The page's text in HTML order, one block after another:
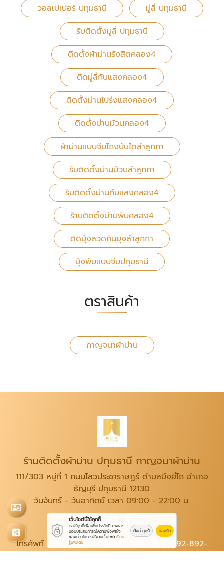
วอลเปเปอร์ ปทุมธานี
มู่ลี่ ปทุมธานี
รับติดตั้งมูลี่ ปทุมธานี
ติดตั้งผ้าม่านรังสิตคลอง4
ติดมู่ลี่กันแสงคลอง4
ติดตั้งม่านโปร่งแสงคลอง4
ติดตั้งม่านม้วนคลอง4
ผ้าม่านแบบจีบโถงบันไดลำลูกกา
รับติดตั้งม่านม้วนลำลูกกา
รับติดตั้งม่านทึบแสงคลอง4
ร้านติดตั้งม่านพับคลอง4
ติดมุ้งลวดกันยุงลำลูกกา
มุ้งพับแบบจีบปทุมธานี
ตราสินค้า
กาญจนาผ้าม่าน
ร้านติดตั้งผ้าม่าน ปทุมธานี กาญจนาผ้าม่าน
111/303 หมู่ที่ 1 ถนนไสวประชาราษฎร์ ตำบลบึงยี่โถ อำเภอ
ธัญบุรี ปทุมธานี 12130
วันจันทร์ - วันอาทิตย์ เวลา 09:00 - 22:00 น.
โทรศัพท์ : 095-597-9994
092-892-
เว็บไซต์นี้ใช้คุกกี้
เราใช้คุกกี้เพื่อเพิ่มประสิทธิภาพและ
มอบประสบการณ์ความพึงพอใจ
ของท่านในการใช้งานเว็บไซต์ เรียน
รู้เพิ่มเติม
ตั้งค่าคุกกี้ ยอมรับ